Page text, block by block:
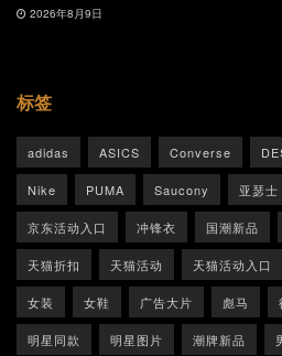
2026年8月9日
标签
adidas ASICS Converse
Nike PUMA Saucony 亚瑟士
京东活动入口 冲锋衣 国潮新品
天猫折扣 天猫活动 天猫活动入口
女装 女鞋 广告大片 彪马
明星同款 明星图片 潮牌新品